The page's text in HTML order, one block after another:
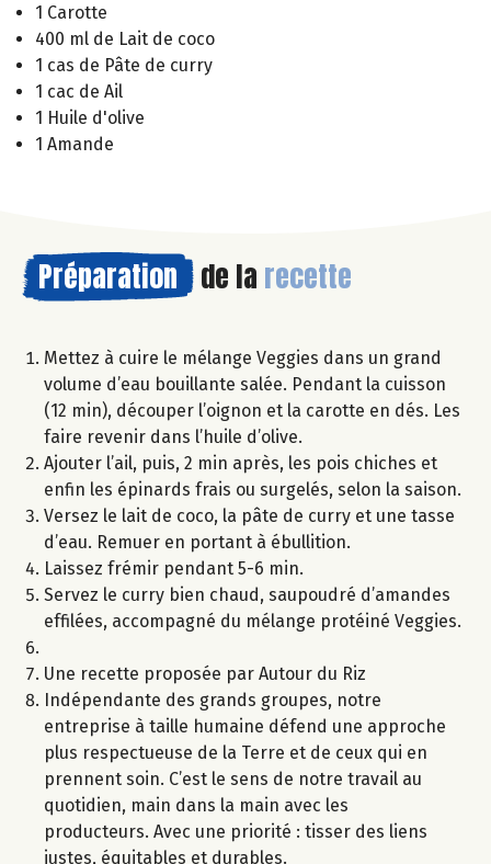
1 Carotte
400 ml de Lait de coco
1 cas de Pâte de curry
1 cac de Ail
1 Huile d'olive
1 Amande
Préparation de la recette
Mettez à cuire le mélange Veggies dans un grand
volume d’eau bouillante salée. Pendant la cuisson
(12 min), découper l’oignon et la carotte en dés. Les
faire revenir dans l’huile d’olive.
Ajouter l’ail, puis, 2 min après, les pois chiches et
enfin les épinards frais ou surgelés, selon la saison.
Versez le lait de coco, la pâte de curry et une tasse
d’eau. Remuer en portant à ébullition.
Laissez frémir pendant 5-6 min.
Servez le curry bien chaud, saupoudré d’amandes
effilées, accompagné du mélange protéiné Veggies.
Une recette proposée par Autour du Riz
Indépendante des grands groupes, notre
entreprise à taille humaine défend une approche
plus respectueuse de la Terre et de ceux qui en
prennent soin. C’est le sens de notre travail au
quotidien, main dans la main avec les
producteurs. Avec une priorité : tisser des liens
justes, équitables et durables.